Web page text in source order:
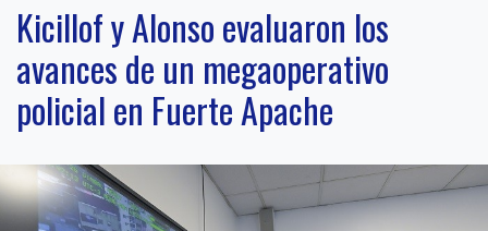
Kicillof y Alonso evaluaron los
avances de un megaoperativo
policial en Fuerte Apache